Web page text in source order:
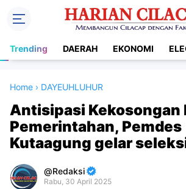
Trending DAERAH EKONOMI
Home › DAYEUHLUHUR
Antisipasi Kekosongan
Pemerintahan, Pemdes
Kutaagung gelar
Redaksi
Rabu, 30 April 2025